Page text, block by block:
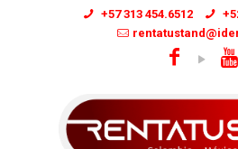
+57 313 454.6512